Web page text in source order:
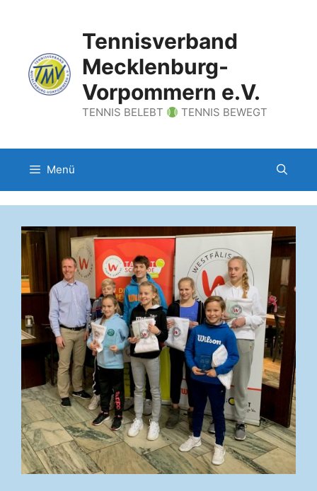
Tennisverband
Mecklenburg-
Vorpommern e.V.
TENNIS BELEBT TENNIS BEWEGT
Menü